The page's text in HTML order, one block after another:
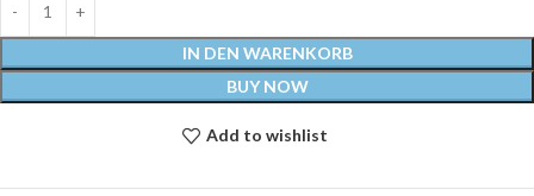
IN DEN WARENKORB
BUY NOW
Add to wishlist